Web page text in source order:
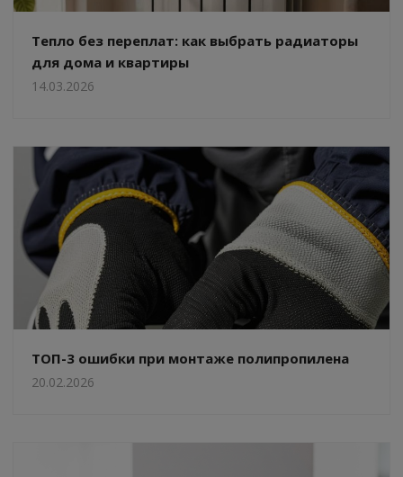
Тепло без переплат: как выбрать радиаторы
для дома и квартиры
14.03.2026
ТОП-3 ошибки при монтаже полипропилена
20.02.2026